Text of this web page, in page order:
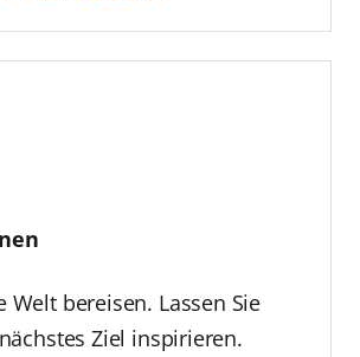
Welt bereisen. Lassen Sie
Ziel inspirieren.